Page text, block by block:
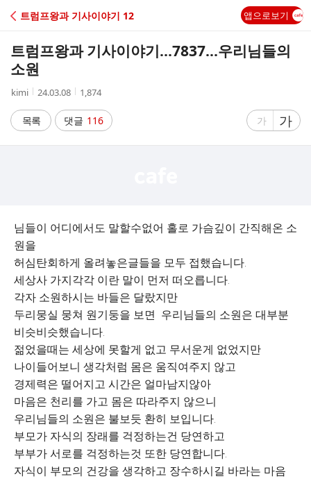
C
트럼프왕과 기사이야기 12 앱으로보기
트럼프왕과 기사이야기...7837...우리님들의
소원
작
자
kimi
작
시
간
24.03.08
조
수
1,874
목록 댓글 116
글
게
가
글
자
게
가
님들이 어디에서도 말할수없어 홀로 가슴깊이 간직해온 소
원을
허심탄회하게 올려놓은글들을 모두 접했습니다.
세상사 가지각각 이란 말이 먼저 떠오릅니다.
각자 소원하시는 바들은 달랐지만
두리뭉실 뭉쳐 원기둥을 보면 우리님들의 소원은 대부분
비슷비슷했습니다.
젊었을때는 세상에 못할게 없고 무서운게 없었지만
나이들어보니 생각처럼 몸은 움직여주지 않고
경제력은 떨어지고 시간은 얼마남지않아
마음은 천리를 가고 몸은 따라주지 않으니
우리님들의 소원은 불보듯 환히 보입니다.
부모가 자식의 장래를 걱정하는건 당연하고
부부가 서로를 걱정하는것 또한 당연합니다.
자식이 부모의 건강을 생각하고 장수하시길 바라는 마음